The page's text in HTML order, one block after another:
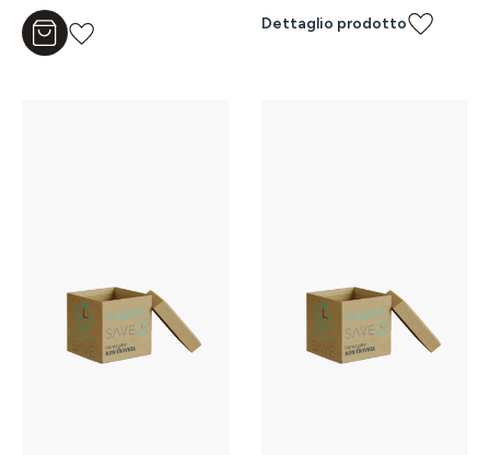
Aggiungi al carrello
Dettaglio prodotto